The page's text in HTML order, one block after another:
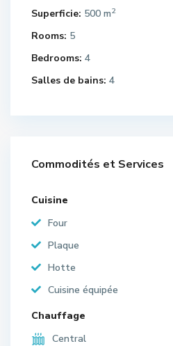
Superficie: 500 m2
Rooms: 5
Bedrooms: 4
Salles de bains: 4
Commodités et Services
Cuisine
Four
Plaque
Hotte
Cuisine équipée
Chauffage
Central